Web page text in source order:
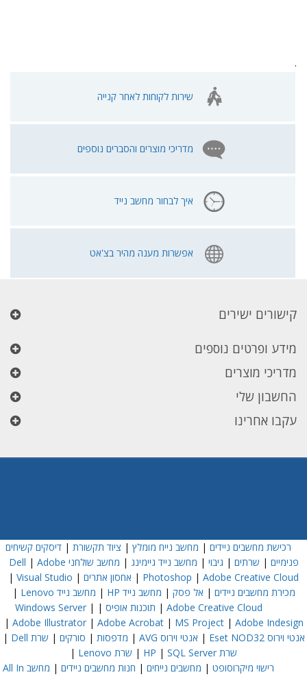
.
שירות לקוחות לאחר קנייה
מדריכי מוצרים והסברים נוספים
איך לבחור מחשב נייד
אפשרות מענה מהיר בצ'אט
קישורים ישירים
מידע ופרטים נוספים
מדריכי מוצרים
החשבון שלי
עקבו אחרינו
רכישת מחשבים ניידים | מחשב נייח מומלץ | ציוד תקשורת |דיסקים קשיחים
פנימיים | שרתים | גיבוי | מחשב נייד גיימינג | מחשב שולחני Dell | Adobe
Photoshop | Adobe Creative Cloud
| אחסון אתרים |
Visual Studio
|
מכירת מחשבים ניידים | אל פסק | מחשב נייד HP | מחשב נייד Lenovo
|
Adobe Creative Cloud
| תוכנות אופיס |
Windows Server|
Adobe Illustrator| Adobe Acrobat| MS Project| Adobe Indesign
|
אנטי וירוס Eset NOD32
| אנטי וירוס AVG | מדפסות | סורקים | שרת Dell
|
שרת HP
| SQL Server
| שרת Lenovo
|
רישוי מיקרוסופט | מחשבים נייחים | חנות מחשבים ניידים |
מחשב All In